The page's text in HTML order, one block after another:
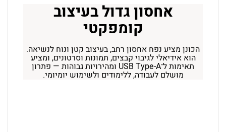
אחסון גדול בעיצוב
קומפקטי
הכונן מציע נפח אחסון רחב, בעיצוב קטן ונוח לנשיאה.
הוא אידיאלי לגיבוי קבצים, תמונות וסרטונים, ומציע
תאימותל־USB Type-A ומהירויות גבוהות — פתרון
מושלם לעבודה, ללימודים ולשימוש יומיומי.